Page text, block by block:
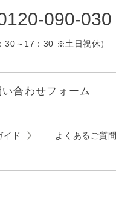
090-030
30～17：30 ※土日祝休）
い合わせフォーム
イド よくあるご質問